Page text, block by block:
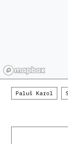
Paluš Karol